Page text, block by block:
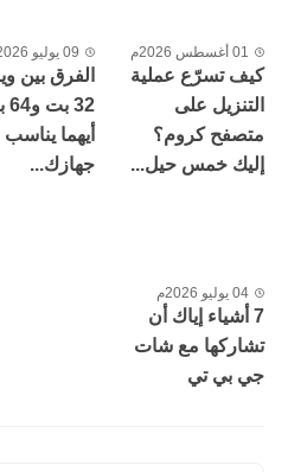
01 أغسطس 2026م
كيف تسرّع عملية
التنزيل على
متصفح كروم؟
إليك خمس حيل...
09 يوليو 2026م
الفرق بين
32
أيهما يناسب
جهازك...
04 يوليو 2026م
7 أشياء إياك أن
تشاركها مع شات
جي بي تي